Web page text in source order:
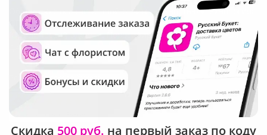
Общество с ограниченной ответственностью «Технология»
ОГРН: 1195476081745, ИНН: 5410081997
Юридический адрес: г. Новосибирск, ул. Ипподромская,
д.42, оф. 3
Рейтинг Русского букета
Скидка 500 руб. на первый заказ по коду